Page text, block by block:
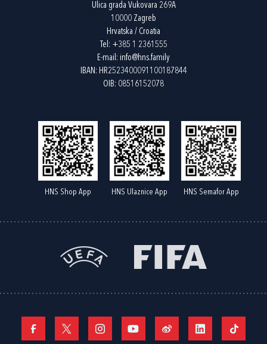
Ulica grada Vukovara 269A
10000 Zagreb
Hrvatska / Croatia
Tel: +385 1 2361555
E-mail: info@hns.family
IBAN: HR2523400091100187844
OIB: 08516152078
HNS Shop App HNS Ulaznice App HNS Semafor App